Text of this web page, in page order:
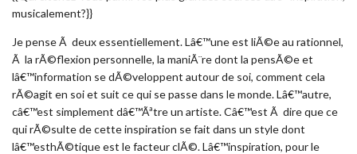
musicalement?}}
Je pense Ã deux essentiellement. Lâ€™une est liÃ©e au rationnel,
Ã la rÃ©flexion personnelle, la maniÃ¨re dont la pensÃ©e et
lâ€™information se dÃ©veloppent autour de soi, comment cela
rÃ©agit en soi et suit ce qui se passe dans le monde. Lâ€™autre,
câ€™est simplement dâ€™Ãªtre un artiste. Câ€™est Ã dire que ce
qui rÃ©sulte de cette inspiration se fait dans un style dont
lâ€™esthÃ©tique est le facteur clÃ©. Lâ€™inspiration, pour le